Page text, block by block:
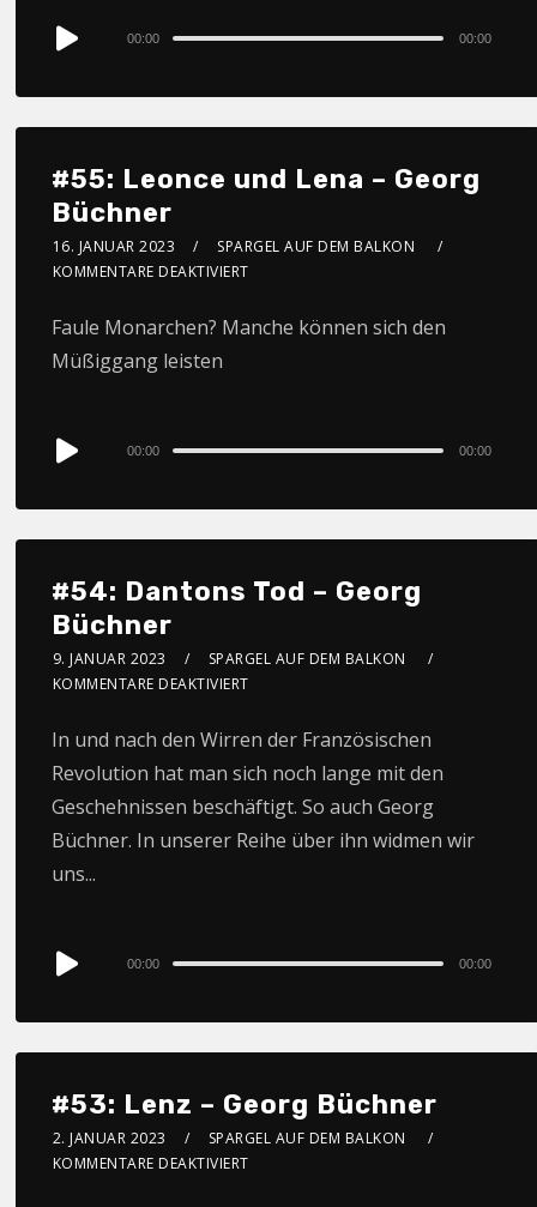
Audio
00:00 00:00
#55: Leonce und Lena – Georg
Büchner
16. JANUAR 2023
SPARGEL AUF DEM BALKON
KOMMENTARE DEAKTIVIERT
Faule Monarchen? Manche können sich den
Müßiggang leisten
Audio
00:00 00:00
#54: Dantons Tod – Georg
Büchner
9. JANUAR 2023
SPARGEL AUF DEM BALKON
KOMMENTARE DEAKTIVIERT
In und nach den Wirren der Französischen
Revolution hat man sich noch lange mit den
Geschehnissen beschäftigt. So auch Georg
Büchner. In unserer Reihe über ihn widmen wir
uns...
Audio
00:00 00:00
#53: Lenz – Georg Büchner
2. JANUAR 2023
SPARGEL AUF DEM BALKON
KOMMENTARE DEAKTIVIERT